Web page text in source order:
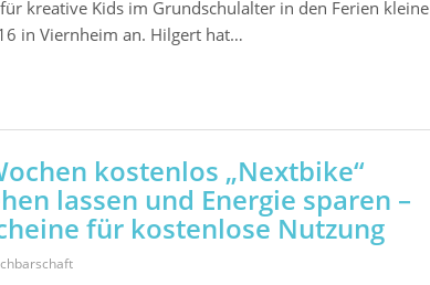
kreative Kids im Grundschulalter in den Ferien kleine
in Viernheim an. Hilgert hat…
kostenlos „Nextbike“
lassen und Energie sparen –
für kostenlose Nutzung